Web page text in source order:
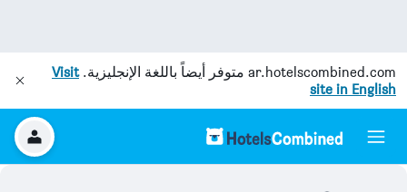
ar.hotelscombined.com متوفر أيضاً باللغة الإنجليزية.Visit
site in English